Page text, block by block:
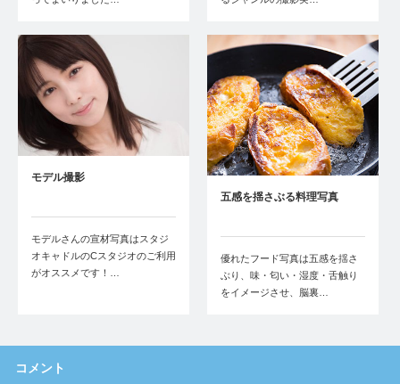
モデル撮影
モデルさんの宣材写真はスタジ
オキャドルのCスタジオのご利用
がオススメです！…
五感を揺さぶる料理写真
優れたフード写真は五感を揺さ
ぶり、味・匂い・湿度・舌触り
をイメージさせ、脳裏…
コメント